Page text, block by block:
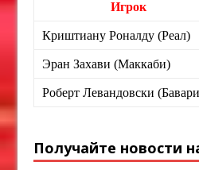
Игрок
Криштиану Роналду (Реал)
Эран Захави (Маккаби)
Роберт Левандовски
Получайте новости